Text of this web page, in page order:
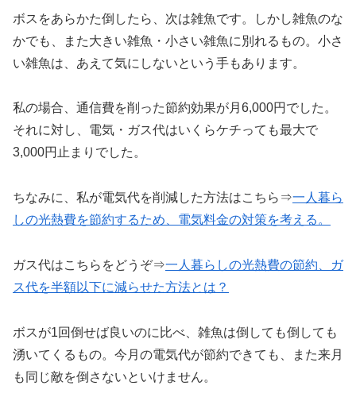
ボスをあらかた倒したら、次は雑魚です。しかし雑魚のな
かでも、また大きい雑魚・小さい雑魚に別れるもの。小さ
い雑魚は、あえて気にしないという手もあります。
私の場合、通信費を削った節約効果が月6,000円でした。
それに対し、電気・ガス代はいくらケチっても最大で
3,000円止まりでした。
ちなみに、私が電気代を削減した方法はこちら⇒一人暮ら
しの光熱費を節約するため、電気料金の対策を考える。
ガス代はこちらをどうぞ⇒一人暮らしの光熱費の節約、ガ
ス代を半額以下に減らせた方法とは？
ボスが1回倒せば良いのに比べ、雑魚は倒しても倒しても
湧いてくるもの。今月の電気代が節約できても、また来月
も同じ敵を倒さないといけません。